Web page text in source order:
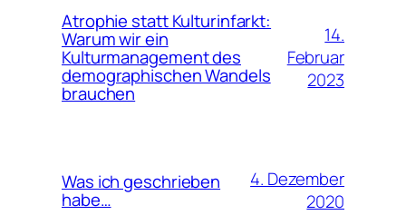
Atrophie statt Kulturinfarkt:
Warum wir ein
Kulturmanagement des
demographischen Wandels
brauchen
14.
Februar
2023
Was ich geschrieben
habe…
4. Dezember
2020